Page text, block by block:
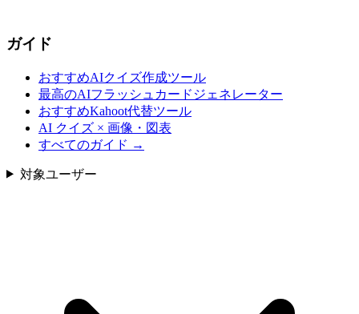
ガイド
おすすめAIクイズ作成ツール
最高のAIフラッシュカードジェネレーター
おすすめKahoot代替ツール
AI クイズ × 画像・図表
すべてのガイド →
対象ユーザー